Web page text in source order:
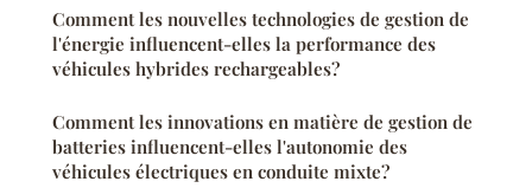
Comment les nouvelles technologies de gestion de
l'énergie influencent-elles la performance des
véhicules hybrides rechargeables?
Comment les innovations en matière de gestion de
batteries influencent-elles l'autonomie des
véhicules électriques en conduite mixte?